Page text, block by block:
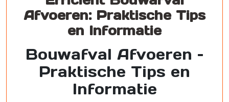
Afvoeren: Praktische Tips
en Informatie
Bouwafval Afvoeren –
Praktische Tips en
Informatie